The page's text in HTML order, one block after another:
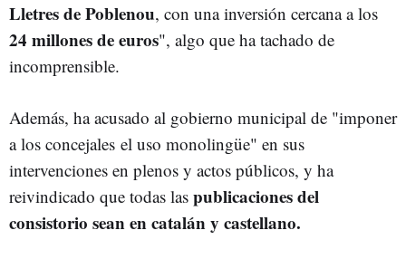
Lletres de Poblenou, con una inversión cercana a los
24 millones de euros", algo que ha tachado de
incomprensible.
Además, ha acusado al gobierno municipal de "imponer
a los concejales el uso monolingüe" en sus
intervenciones en plenos y actos públicos, y ha
reivindicado que todas las publicaciones del
consistorio sean en catalán y castellano.